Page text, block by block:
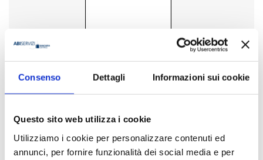
Consenso Dettagli Informazioni sui cookie
Questo sito web utilizza i cookie
Utilizziamo i cookie per personalizzare contenuti ed
annunci, per fornire funzionalità dei social media e per
Mensile dell'Associazione Bancaria Italiana
Editore
Bancaria Editrice
Anno